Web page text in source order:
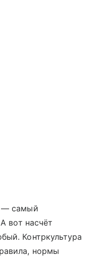
— самый
вот насчёт
Контркультура
нормы